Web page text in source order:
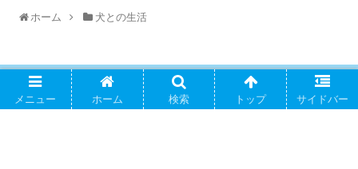
ホーム 犬との生活
PAGE TOP
メニュー ホーム 検索 トップ サイドバー